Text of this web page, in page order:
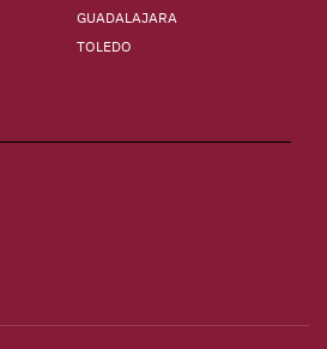
GUADALAJARA
TOLEDO